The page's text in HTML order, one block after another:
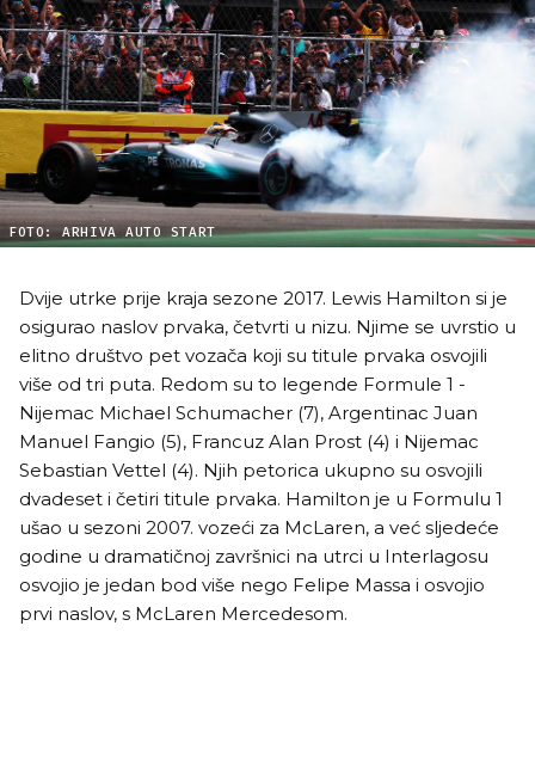
FOTO: ARHIVA AUTO START
Dvije utrke prije kraja sezone 2017. Lewis Hamilton si je
osigurao naslov prvaka, četvrti u nizu. Njime se uvrstio u
elitno društvo pet vozača koji su titule prvaka osvojili
više od tri puta. Redom su to legende Formule 1 -
Nijemac Michael Schumacher (7), Argentinac Juan
Manuel Fangio (5), Francuz Alan Prost (4) i Nijemac
Sebastian Vettel (4). Njih petorica ukupno su osvojili
dvadeset i četiri titule prvaka. Hamilton je u Formulu 1
ušao u sezoni 2007. vozeći za McLaren, a već sljedeće
godine u dramatičnoj završnici na utrci u Interlagosu
osvojio je jedan bod više nego Felipe Massa i osvojio
prvi naslov, s McLaren Mercedesom.